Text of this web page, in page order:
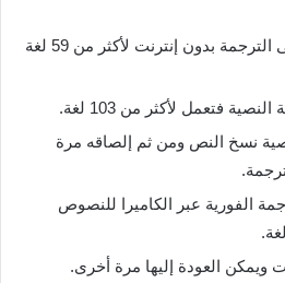
يعمل ذلك البرنامج على الترجمة بدون إنترنت لأكثر من 59 لغة
فتعمل لأكثر من 103 لغة.
نسخ النص ومن ثم إلصاقه مرة
الفورية عبر الكاميرا للنصوص
ويمكن العودة إليها مرة أخرى.